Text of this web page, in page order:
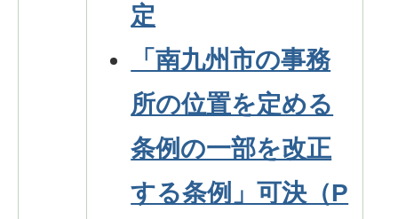
定
「南九州市の事務
所の位置を定める
条例の一部を改正
する条例」可決（P